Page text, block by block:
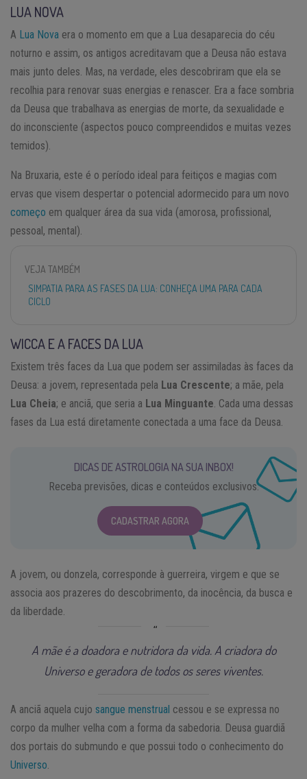
LUA NOVA
A Lua Nova era o momento em que a Lua desaparecia do céu
noturno e assim, os antigos acreditavam que a Deusa não estava
mais junto deles. Mas, na verdade, eles descobriram que ela se
recolhia para renovar suas energias e renascer. Era a face sombria
da Deusa que trabalhava as energias de morte, da sexualidade e
do inconsciente (aspectos pouco compreendidos e muitas vezes
temidos).
Na Bruxaria, este é o período ideal para feitiços e magias com
ervas que visem despertar o potencial adormecido para um novo
começo em qualquer área da sua vida (amorosa, profissional,
pessoal, mental).
VEJA TAMBÉM
SIMPATIA PARA AS FASES DA LUA: CONHEÇA UMA PARA CADA
CICLO
WICCA E A FACES DA LUA
Existem três faces da Lua que podem ser assimiladas às faces da
Deusa: a jovem, representada pela Lua Crescente; a mãe, pela
Lua Cheia; e anciã, que seria a Lua Minguante . Cada uma dessas
fases da Lua está diretamente conectada a uma face da Deusa.
DICAS DE ASTROLOGIA NA SUA INBOX!
Receba previsões, dicas e conteúdos exclusivos.
CADASTRAR AGORA
A jovem, ou donzela, corresponde à guerreira, virgem e que se
associa aos prazeres do descobrimento, da inocência, da busca e
da liberdade.
A mãe é a doadora e nutridora da vida. A criadora do
Universo e geradora de todos os seres viventes.
A anciã aquela cujo sangue menstrual cessou e se expressa no
corpo da mulher velha com a forma da sabedoria. Deusa guardiã
dos portais do submundo e que possui todo o conhecimento do
Universo